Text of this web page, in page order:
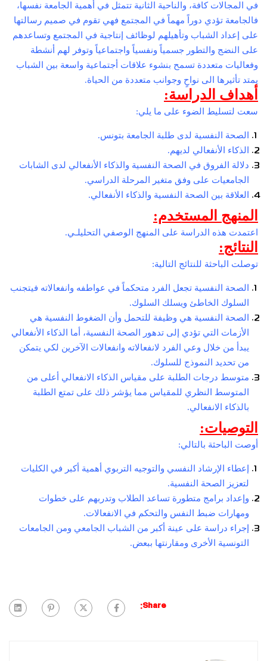
في المجالات كافة، والناحية الثانية تتمثل في أهمية الجامعة نفسها،
فالجامعة تؤدي دوراً مهماً في المجتمع فهي تقوم في صميم رسالتها
على إعداد الشباب وتأهيلهم لوظائف إنتاجية في المجتمع وتساعدهم
على النضج والتطور جسمياً ونفسياً واجتماعياً وتوفر لهم أنشطة
وفعاليات متعددة تسمح بنشوء علاقات أجتماعية واسعة بين الشباب
يمتد تأثيرها الى نواحٍ وجوانب متعددة من الحياة.
أهداف الدراسة:
سعت لتسليط الضوء على ما يلي:
الصحة النفسية لدى طلبة الجامعة بتونس.
الذكاء الأنفعالي لديهم.
دلالة الفروق في الصحة النفسية والذكاء الأنفعالي لدى الشابات
الجامعيات على وفق متغير المرحلة الدراسي.
العلاقة بين الصحة النفسية والذكاء الأنفعالي.
المنهج المستخدم:
اعتمدت هذه الدراسة على المنهج الوصفي التحليلـي.
النتائج:
توصلت الباحثة للنتائج التالية:
الصحة النفسية تجعل الفرد متحكماً في عواطفه وانفعالاته فيتجنب
السلوك الخاطئ ويسلك السلوك.
الصحة النفسية هي وظيفة للتحمل وأن الضغوط النفسية هي
الأزمات التي تؤدي إلى تدهور الصحة النفسية، أما الذكاء الأنفعالي
يبدأ من خلال وعي الفرد لانفعالاته وانفعالات الآخرين لكي يتمكن
من تحديد النموذج للسلوك.
متوسط درجات الطلبة على مقياس الذكاء الانفعالي أعلى من
المتوسط النظري للمقياس مما يؤشر ذلك على تمتع الطلبة
بالذكاء الانفعالي.
التوصيات:
أوصت الباحثة بالتالي:
إعطاء الإرشاد النفسي والتوجيه التربوي أهمية أكبر في الكليات
لتعزيز الصحة النفسية.
وإعداد برامج متطورة تساعد الطلاب وتدربهم على خطوات
ومهارات ضبط النفس والتحكم في الانفعالات.
إجراء دراسة على عينة أكبر من الشباب الجامعي ومن الجامعات
التونسية الأخرى ومقارنتها ببعض.
Share: